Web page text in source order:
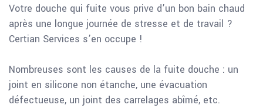
Votre douche qui fuite vous prive d’un bon bain chaud
après une longue journée de stresse et de travail ?
Certian Services s’en occupe !
Nombreuses sont les causes de la fuite douche : un
joint en silicone non étanche, une évacuation
défectueuse, un joint des carrelages abîmé, etc.